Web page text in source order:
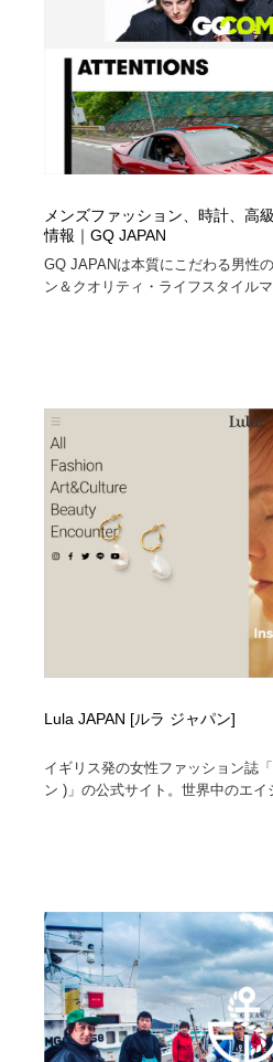
メンズファッション、時計、高
情報｜GQ JAPAN
GQ JAPANは本質にこだわる男性
ン＆クオリティ・ライフスタイル
Lula JAPAN [ルラ ジャパン]
イギリス発の女性ファッション誌
ン )」の公式サイト。世界中のエ